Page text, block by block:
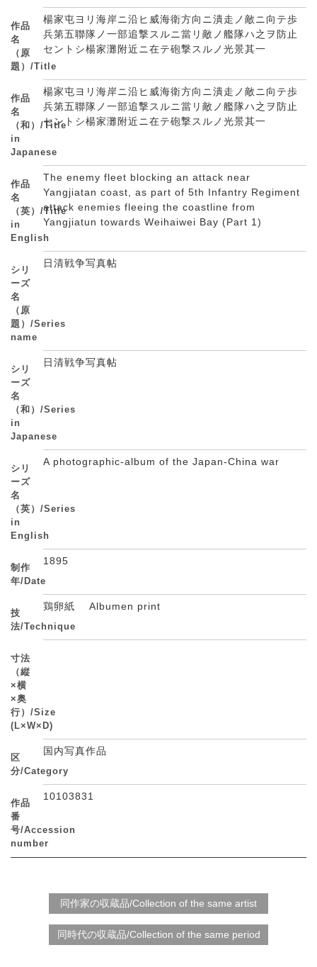
作品
名
（原
題）/Title
楊家屯ヨリ海岸ニ沿ヒ威海衛方向ニ潰走ノ敵ニ向テ歩
兵第五聯隊ノ一部追撃スルニ當リ敵ノ艦隊ハ之ヲ防止
セントシ楊家灘附近ニ在テ砲撃スルノ光景其一
作品
名
（和）/Title
in
Japanese
楊家屯ヨリ海岸ニ沿ヒ威海衛方向ニ潰走ノ敵ニ向テ歩
兵第五聯隊ノ一部追撃スルニ當リ敵ノ艦隊ハ之ヲ防止
セントシ楊家灘附近ニ在テ砲撃スルノ光景其一
作品
名
（英）/Title
in
English
The enemy fleet blocking an attack near
Yangjiatan coast, as part of 5th Infantry Regiment
attack enemies fleeing the coastline from
Yangjiatun towards Weihaiwei Bay (Part 1)
シリ
ーズ
名
（原
題）/Series
name
日清戦争写真帖
シリ
ーズ
名
（和）/Series
in
Japanese
日清戦争写真帖
シリ
ーズ
名
（英）/Series
in
English
A photographic-album of the Japan-China war
制作
年/Date
1895
技
法/Technique
鶏卵紙 Albumen print
寸法
（縦
×横
×奥
行）/Size
(L×W×D)
区
分/Category
国内写真作品
作品
番
号/Accession
number
10103831